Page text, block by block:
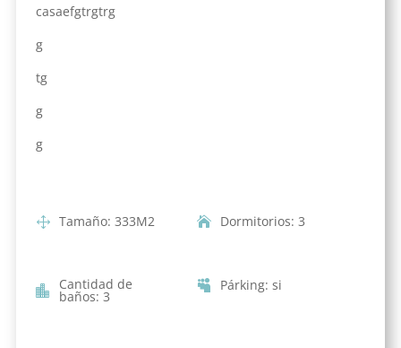
casaefgtrgtrg
g
tg
g
g
Tamaño: 333M2 Dormitorios: 3
Cantidad de
baños: 3
Párking: si